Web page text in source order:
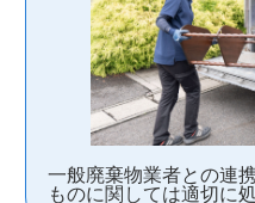
一般廃棄物業者との連
ものに関しては適切に